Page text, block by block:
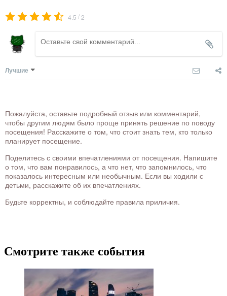
4.5 /2
Лучшие
Пожалуйста, оставьте подробный отзыв или комментарий,
чтобы другим людям было проще принять решение по поводу
посещения! Расскажите о том, что стоит знать тем, кто только
планирует посещение.
Поделитесь с своими впечатлениями от посещения. Напишите
о том, что вам понравилось, а что нет, что запомнилось, что
показалось интересным или необычным. Если вы ходили с
детьми, расскажите об их впечатлениях.
Будьте корректны, и соблюдайте правила приличия.
Смотрите также события